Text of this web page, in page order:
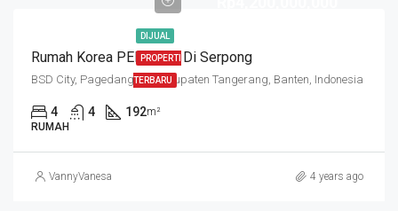
DIJUAL
PROPERTI
TERBARU
Rumah Korea PERTAMA Di Serpong
BSD City, Pagedangan, Kabupaten Tangerang, Banten, Indonesia
4 4 192m²
RUMAH
VannyVanesa 4 years ago